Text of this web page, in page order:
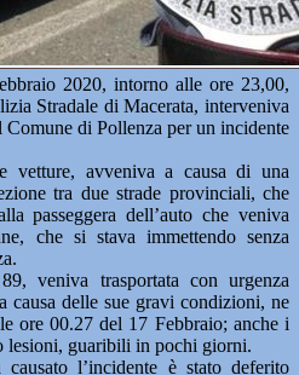
2020, intorno alle ore 23,00,
Stradale di Macerata, interveniva
di Pollenza per un incidente
vetture, avveniva a causa di una
tra due strade provinciali, che
passeggera dell’auto che veniva
che si stava immettendo senza
veniva trasportata con urgenza
causa delle sue gravi condizioni, ne
ore 00.27 del 17 Febbraio; anche i
lesioni, guaribili in pochi giorni.
l’incidente è stato deferito